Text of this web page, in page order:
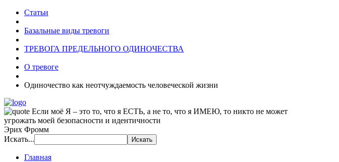
Статьи
Базальные виды тревоги
ТРЕВОГА ПРЕДЕЛЬНОГО ОДИНОЧЕСТВА
О тревоге
Одиночество как неотчуждаемость человеческой жизни
Если моё Я – это то, что я ЕСТЬ, а не то, что я ИМЕЮ, то никто не может
угрожать моей безопасности и идентичности
Эрих Фромм
Искать...
Главная